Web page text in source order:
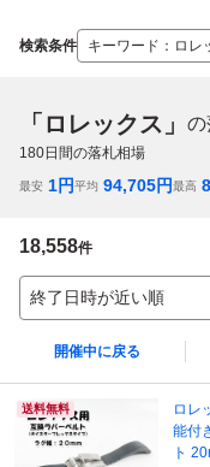
検索条件 キーワード ： ロレ
「ロレックス」 の
180日間の落札相場
最安 1円平均 94,705円最高
18,558件
終了日時が近い順
開催中に戻る
送料無料
ロレ
能付
ト